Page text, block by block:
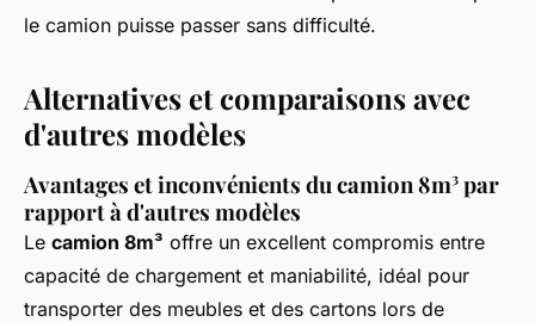
le camion puisse passer sans difficulté.
Alternatives et comparaisons avec
d'autres modèles
Avantages et inconvénients du camion 8m³ par
rapport à d'autres modèles
Le camion 8m³ offre un excellent compromis entre
capacité de chargement et maniabilité, idéal pour
transporter des meubles et des cartons lors de